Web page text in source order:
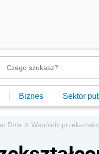
Biznes Sektor
Dnia » Wspólnik